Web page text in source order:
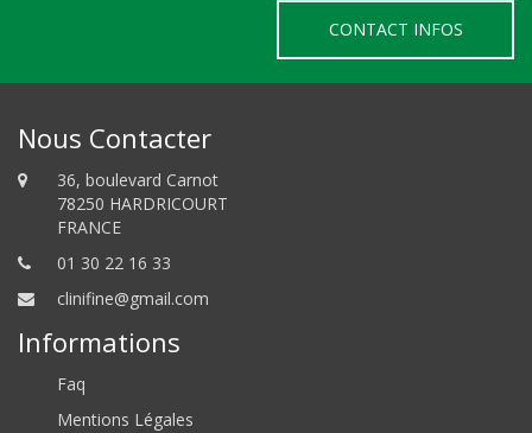
CONTACT INFOS
Nous Contacter
36, boulevard Carnot
78250 HARDRICOURT
FRANCE
01 30 22 16 33
clinifine@gmail.com
Informations
Faq
Mentions Légales